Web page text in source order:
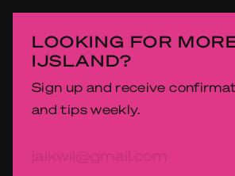
LOOKING FOR
IJSLAND?
Sign up and receive
and tips weekly.
mailadres